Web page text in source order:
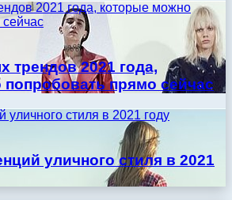
2021 года, которые можно
трендов 2021 года,
прямо сейчас
стиля в 2021 году
уличного стиля в 2021